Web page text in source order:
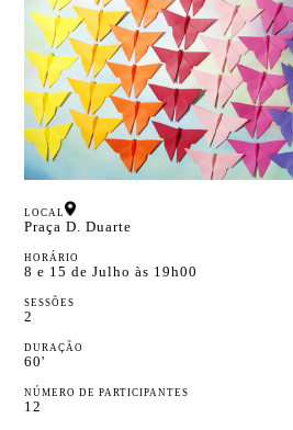
LOCAL
Praça D. Duarte
HORÁRIO
8 e 15 de Julho às 19h00
SESSÕES
2
DURAÇÃO
60'
NÚMERO DE PARTICIPANTES
12